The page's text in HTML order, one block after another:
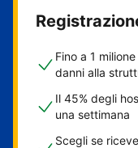
Fino a 1
danni alla
Il 45% degli
una settimana
Scegli se